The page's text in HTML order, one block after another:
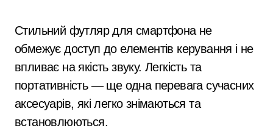
Стильний футляр для смартфона не
обмежує доступ до елементів керування і не
впливає на якість звуку. Легкість та
портативність — ще одна перевага сучасних
аксесуарів, які легко знімаються та
встановлюються.